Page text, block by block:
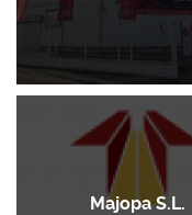
Majopa S.L.